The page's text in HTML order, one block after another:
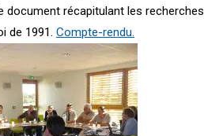
document récapitulant les recherches
de 1991. Compte-rendu.